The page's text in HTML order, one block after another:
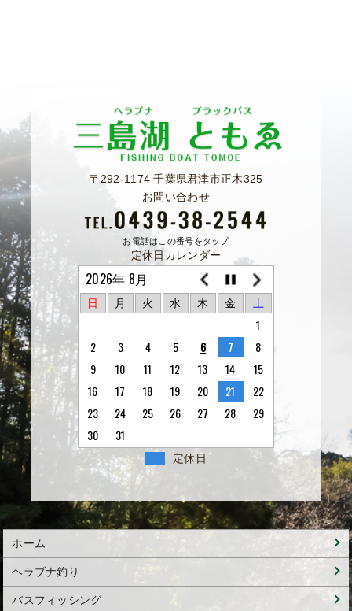
〒292-1174 千葉県君津市正木325
お問い合わせ
お電話はこの番号をタップ
定休日カレンダー
2026年 8月
日 月 火 水 木 金 土
1
2
3 4 5 6 7
8
9
10 11 12 13 14
15
16
17 18 19 20 21
22
23
24 25 26 27 28
29
30
31
定休日
ホーム
ヘラブナ釣り
バスフィッシング